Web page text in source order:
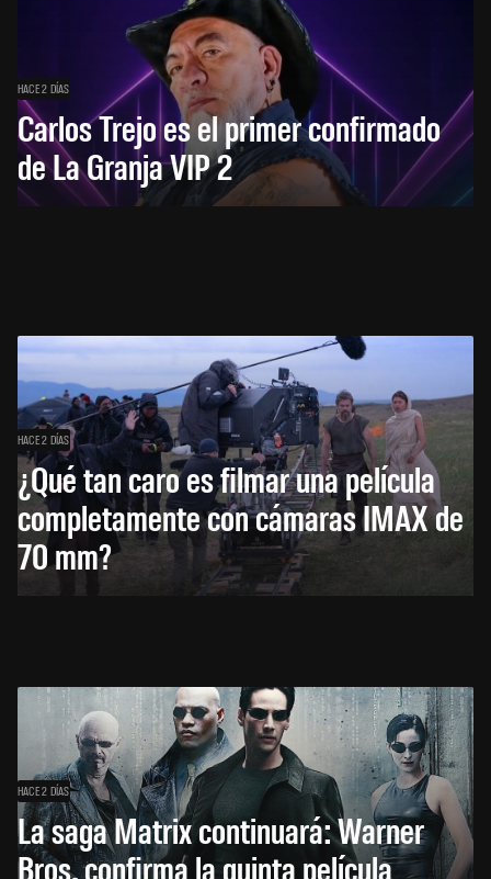
HACE 2 DÍAS
Carlos Trejo es el primer confirmado
de La Granja VIP 2
HACE 2 DÍAS
¿Qué tan caro es filmar una película
completamente con cámaras IMAX de
70 mm?
HACE 2 DÍAS
La saga Matrix continuará: Warner
Bros. confirma la quinta película